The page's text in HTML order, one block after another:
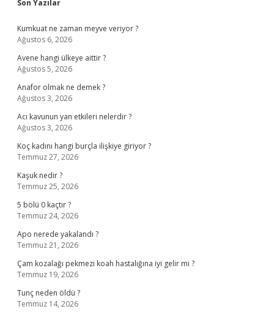
Sidebar
Son Yazılar
Kumkuat ne zaman meyve veriyor ?
Ağustos 6, 2026
Avene hangi ülkeye aittir ?
Ağustos 5, 2026
Anafor olmak ne demek ?
Ağustos 3, 2026
Acı kavunun yan etkileri nelerdir ?
Ağustos 3, 2026
Koç kadını hangi burçla ilişkiye giriyor ?
Temmuz 27, 2026
Kaşuk nedir ?
Temmuz 25, 2026
5 bölü 0 kaçtır ?
Temmuz 24, 2026
Apo nerede yakalandı ?
Temmuz 21, 2026
Çam kozalağı pekmezi koah hastalığına iyi gelir mi ?
Temmuz 19, 2026
Tunç neden öldü ?
Temmuz 14, 2026